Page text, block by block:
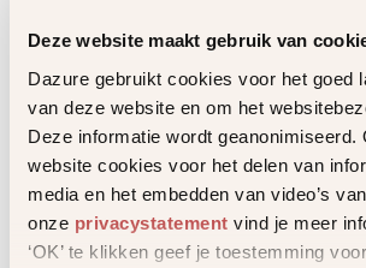
Deze website maakt gebruik van
Dazure gebruikt cookies voor het goed
van deze website en om het
Deze informatie wordt geanonimiseerd.
website cookies voor het delen van
media en het embedden van video’s
onze privacystatement vind je meer
‘OK’ te klikken geef je toestemming
Algoritmische medische acceptatie met AI